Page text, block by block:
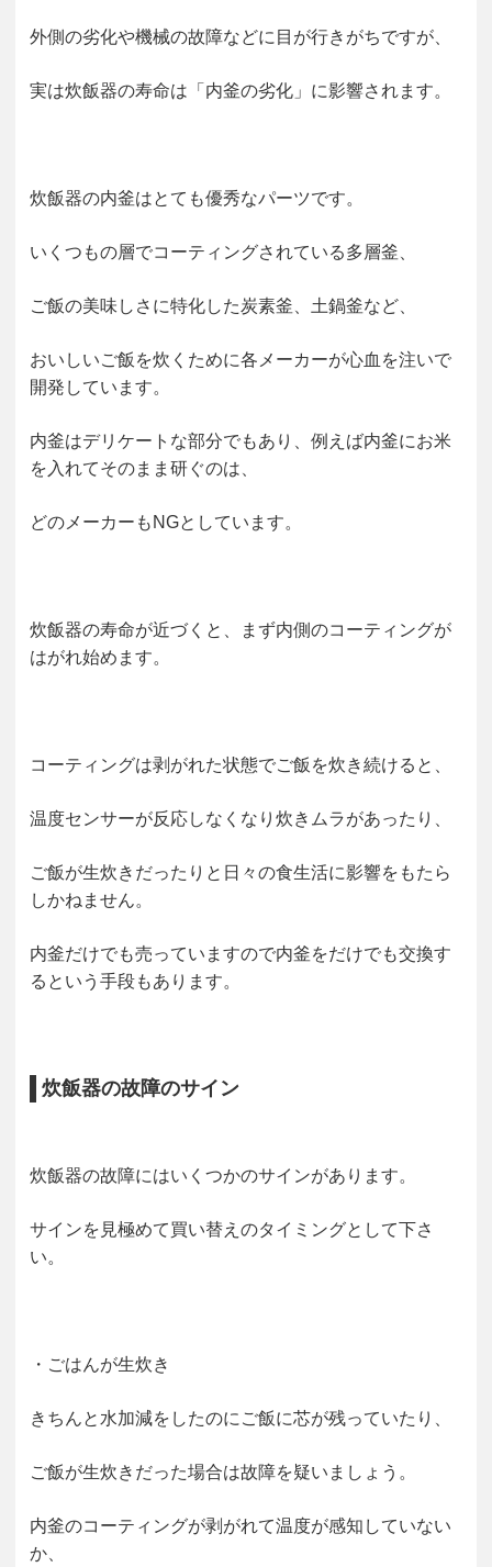
外側の劣化や機械の故障などに目が行きがちですが、
実は炊飯器の寿命は「内釜の劣化」に影響されます。
炊飯器の内釜はとても優秀なパーツです。
いくつもの層でコーティングされている多層釜、
ご飯の美味しさに特化した炭素釜、土鍋釜など、
おいしいご飯を炊くために各メーカーが心血を注いで
開発しています。
内釜はデリケートな部分でもあり、例えば内釜にお米
を入れてそのまま研ぐのは、
どのメーカーもNGとしています。
炊飯器の寿命が近づくと、まず内側のコーティングが
はがれ始めます。
コーティングは剥がれた状態でご飯を炊き続けると、
温度センサーが反応しなくなり炊きムラがあったり、
ご飯が生炊きだったりと日々の食生活に影響をもたら
しかねません。
内釜だけでも売っていますので内釜をだけでも交換す
るという手段もあります。
炊飯器の故障のサイン
炊飯器の故障にはいくつかのサインがあります。
サインを見極めて買い替えのタイミングとして下さ
い。
・ごはんが生炊き
きちんと水加減をしたのにご飯に芯が残っていたり、
ご飯が生炊きだった場合は故障を疑いましょう。
内釜のコーティングが剥がれて温度が感知していない
か、